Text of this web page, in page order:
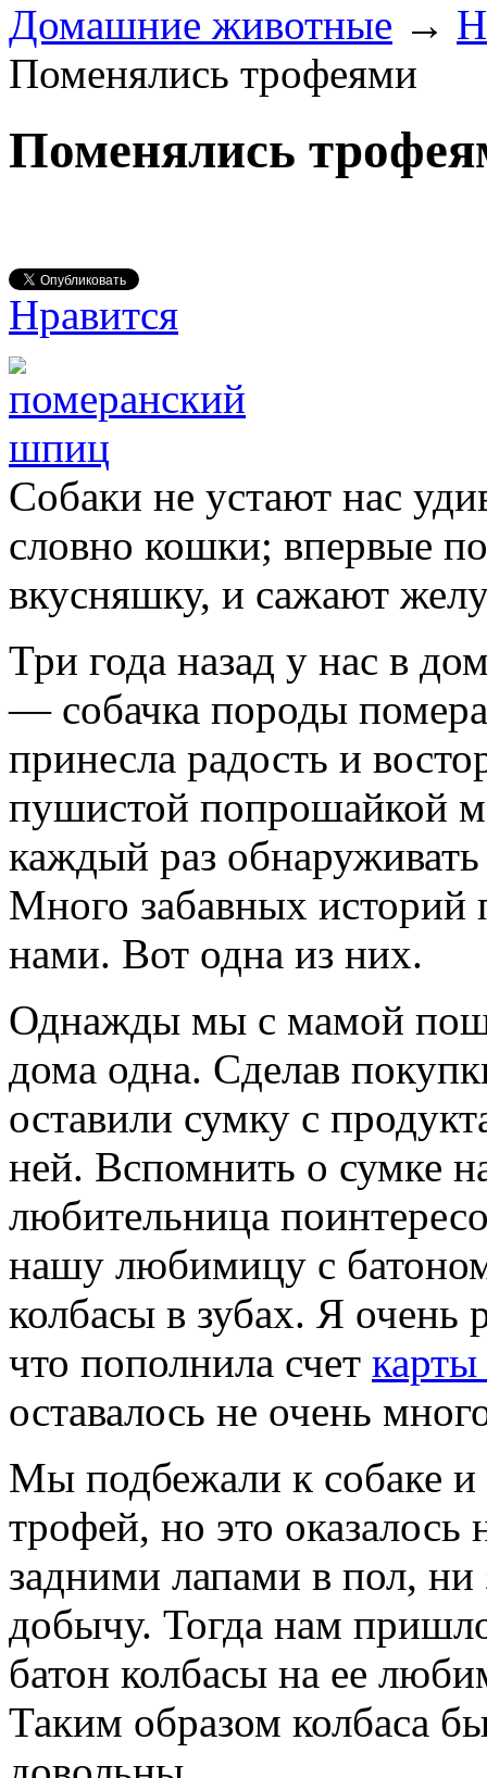
Домашние животные →
Поменялись трофеями
Поменялись
Нравится
Собаки не устают нас
словно кошки; впервые
вкусняшку, и сажают
Три года назад у нас в
— собачка породы
принесла радость и
пушистой попрошайкой
каждый раз
Много забавных
нами. Вот одна из них.
Однажды мы с мамой
дома одна. Сделав
оставили сумку с
ней. Вспомнить о сумке
любительница
нашу любимицу с
колбасы в зубах. Я очень
что пополнила счет
оставалось не очень
Мы подбежали к собаке и
трофей, но это
задними лапами в пол, ни
добычу. Тогда нам
батон колбасы на ее
Таким образом колбаса